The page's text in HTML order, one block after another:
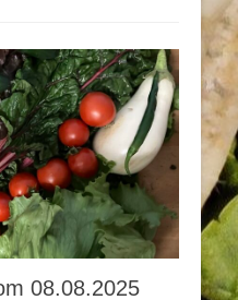
08.08.2025